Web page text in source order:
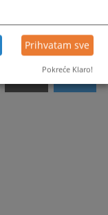
Prihvatam sve
Pokreće Klaro!